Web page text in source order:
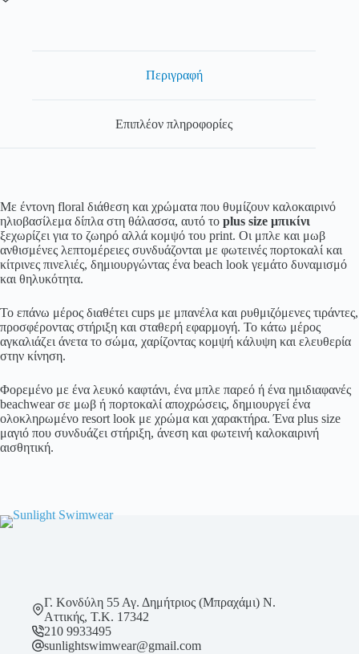
Περιγραφή
Επιπλέον πληροφορίες
Με έντονη floral διάθεση και χρώματα που θυμίζουν καλοκαιρινό
ηλιοβασίλεμα δίπλα στη θάλασσα, αυτό το plus size μπικίνι
ξεχωρίζει για το ζωηρό αλλά κομψό του print. Οι μπλε και μωβ
ανθισμένες λεπτομέρειες συνδυάζονται με φωτεινές πορτοκαλί και
κίτρινες πινελιές, δημιουργώντας ένα beach look γεμάτο δυναμισμό
και θηλυκότητα.
Το επάνω μέρος διαθέτει cups με μπανέλα και ρυθμιζόμενες τιράντες,
προσφέροντας στήριξη και σταθερή εφαρμογή. Το κάτω μέρος
αγκαλιάζει άνετα το σώμα, χαρίζοντας κομψή κάλυψη και ελευθερία
στην κίνηση.
Φορεμένο με ένα λευκό καφτάνι, ένα μπλε παρεό ή ένα ημιδιαφανές
beachwear σε μωβ ή πορτοκαλί αποχρώσεις, δημιουργεί ένα
ολοκληρωμένο resort look με χρώμα και χαρακτήρα. Ένα plus size
μαγιό που συνδυάζει στήριξη, άνεση και φωτεινή καλοκαιρινή
αισθητική.
Γ. Κονδύλη 55 Αγ. Δημήτριος (Μπραχάμι) Ν.
Αττικής, Τ.Κ. 17342
210 9933495
sunlightswimwear@gmail.com